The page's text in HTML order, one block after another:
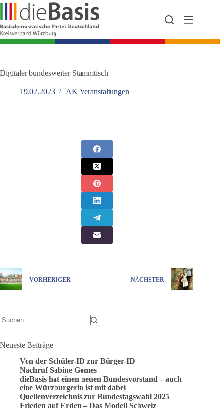
Zum
springen
Digitaler bundesweiter Stammtisch
19.02.2023 AK Veranstaltungen
VORHERIGER NÄCHSTER
Neueste Beiträge
Von der Schüler-ID zur Bürger-ID
Nachruf Sabine Gomes
dieBasis hat einen neuen Bundesvorstand – auch
eine Würzburgerin ist mit dabei
Quellenverzeichnis zur Bundestagswahl 2025
Frieden auf Erden – Das Modell Schweiz